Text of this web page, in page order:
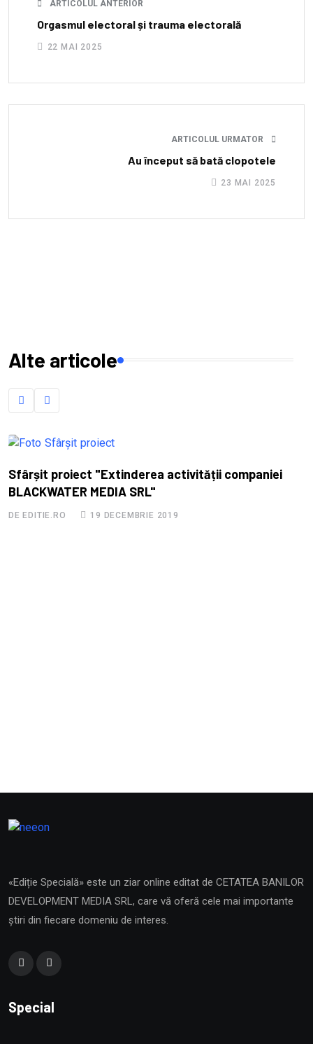
ARTICOLUL ANTERIOR
Orgasmul electoral și trauma electorală
22 MAI 2025
ARTICOLUL URMATOR
Au început să bată clopotele
23 MAI 2025
Alte articole
Sfârșit proiect "Extinderea activității companiei
BLACKWATER MEDIA SRL"
DE EDITIE.RO 19 DECEMBRIE 2019
«Ediție Specială» este un ziar online editat de CETATEA BANILOR
DEVELOPMENT MEDIA SRL, care vă oferă cele mai importante
știri din fiecare domeniu de interes.
Special